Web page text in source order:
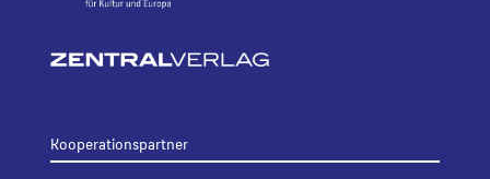
Kooperationspartner